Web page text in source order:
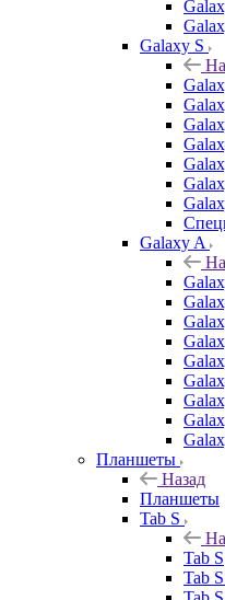
Galaxy S
Galaxy A
Планшеты
Назад
Планшеты
Tab S
Tab S
Tab